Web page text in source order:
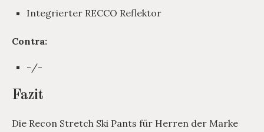
Integrierter RECCO Reflektor
Contra:
-/-
Fazit
Die Recon Stretch Ski Pants für Herren der Marke